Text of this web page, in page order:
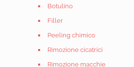
Botulino
Filler
Peeling chimico
Rimozione cicatrici
Rimozione macchie